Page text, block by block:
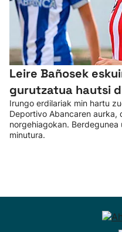
Leire Bañosek
gurutzatua hautsi
Irungo erdilariak min hartu
Deportivo Abancaren aurka,
norgehiagokan.
minutura.